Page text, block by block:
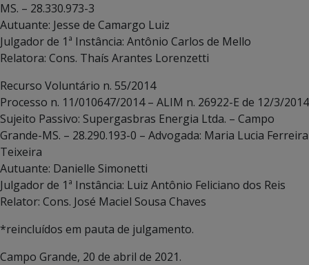
MS. – 28.330.973-3
Autuante: Jesse de Camargo Luiz
Julgador de 1ª Instância: Antônio Carlos de Mello
Relatora: Cons. Thaís Arantes Lorenzetti
Recurso Voluntário n. 55/2014
Processo n. 11/010647/2014 – ALIM n. 26922-E de 12/3/2014
Sujeito Passivo: Supergasbras Energia Ltda. – Campo
Grande-MS. – 28.290.193-0 – Advogada: Maria Lucia Ferreira
Teixeira
Autuante: Danielle Simonetti
Julgador de 1ª Instância: Luiz Antônio Feliciano dos Reis
Relator: Cons. José Maciel Sousa Chaves
*reincluídos em pauta de julgamento.
Campo Grande, 20 de abril de 2021.